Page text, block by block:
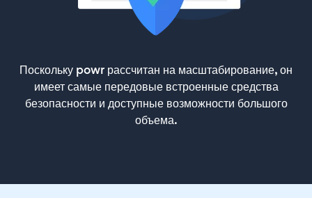
Поскольку powr рассчитан на масштабирование, он
имеет самые передовые встроенные средства
безопасности и доступные возможности большого
объема.